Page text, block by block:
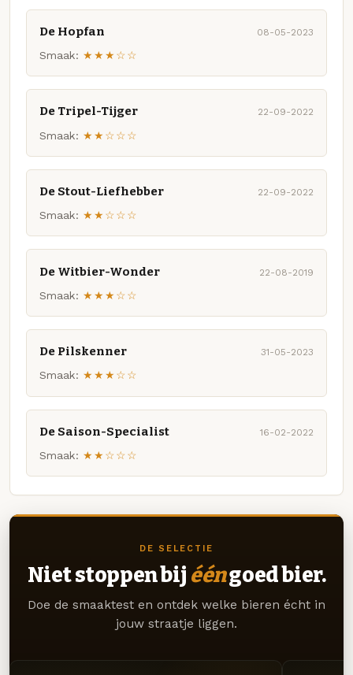
De Hopfan 08-05-2023
Smaak: ★★★☆☆
De Tripel-Tijger 22-09-2022
Smaak: ★★☆☆☆
De Stout-Liefhebber 22-09-2022
Smaak: ★★☆☆☆
De Witbier-Wonder 22-08-2019
Smaak: ★★★☆☆
De Pilskenner 31-05-2023
Smaak: ★★★☆☆
De Saison-Specialist 16-02-2022
Smaak: ★★☆☆☆
DE SELECTIE
Niet stoppen bij ééngoed bier.
Doe de smaaktest en ontdek welke bieren écht in
jouw straatje liggen.